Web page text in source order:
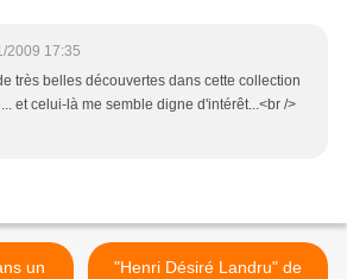
2009 17:35
très belles découvertes dans cette collection
et celui-là me semble digne d'intérêt...<br />
"Henri Désiré Landru" de